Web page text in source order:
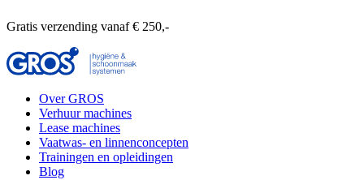
Gratis verzending vanaf € 250,-
Over GROS
Verhuur machines
Lease machines
Vaatwas- en linnenconcepten
Trainingen en opleidingen
Blog